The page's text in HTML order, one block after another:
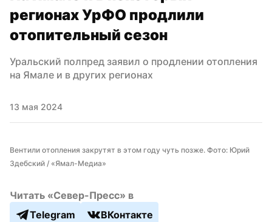
регионах УрФО продлили
отопительный сезон
Уральский полпред заявил о продлении отопления
на Ямале и в других регионах
13 мая 2024
Вентили отопления закрутят в этом году чуть позже. Фото: Юрий
Здебский / «Ямал-Медиа»
Читать «Север-Пресс» в
Telegram
ВКонтакте